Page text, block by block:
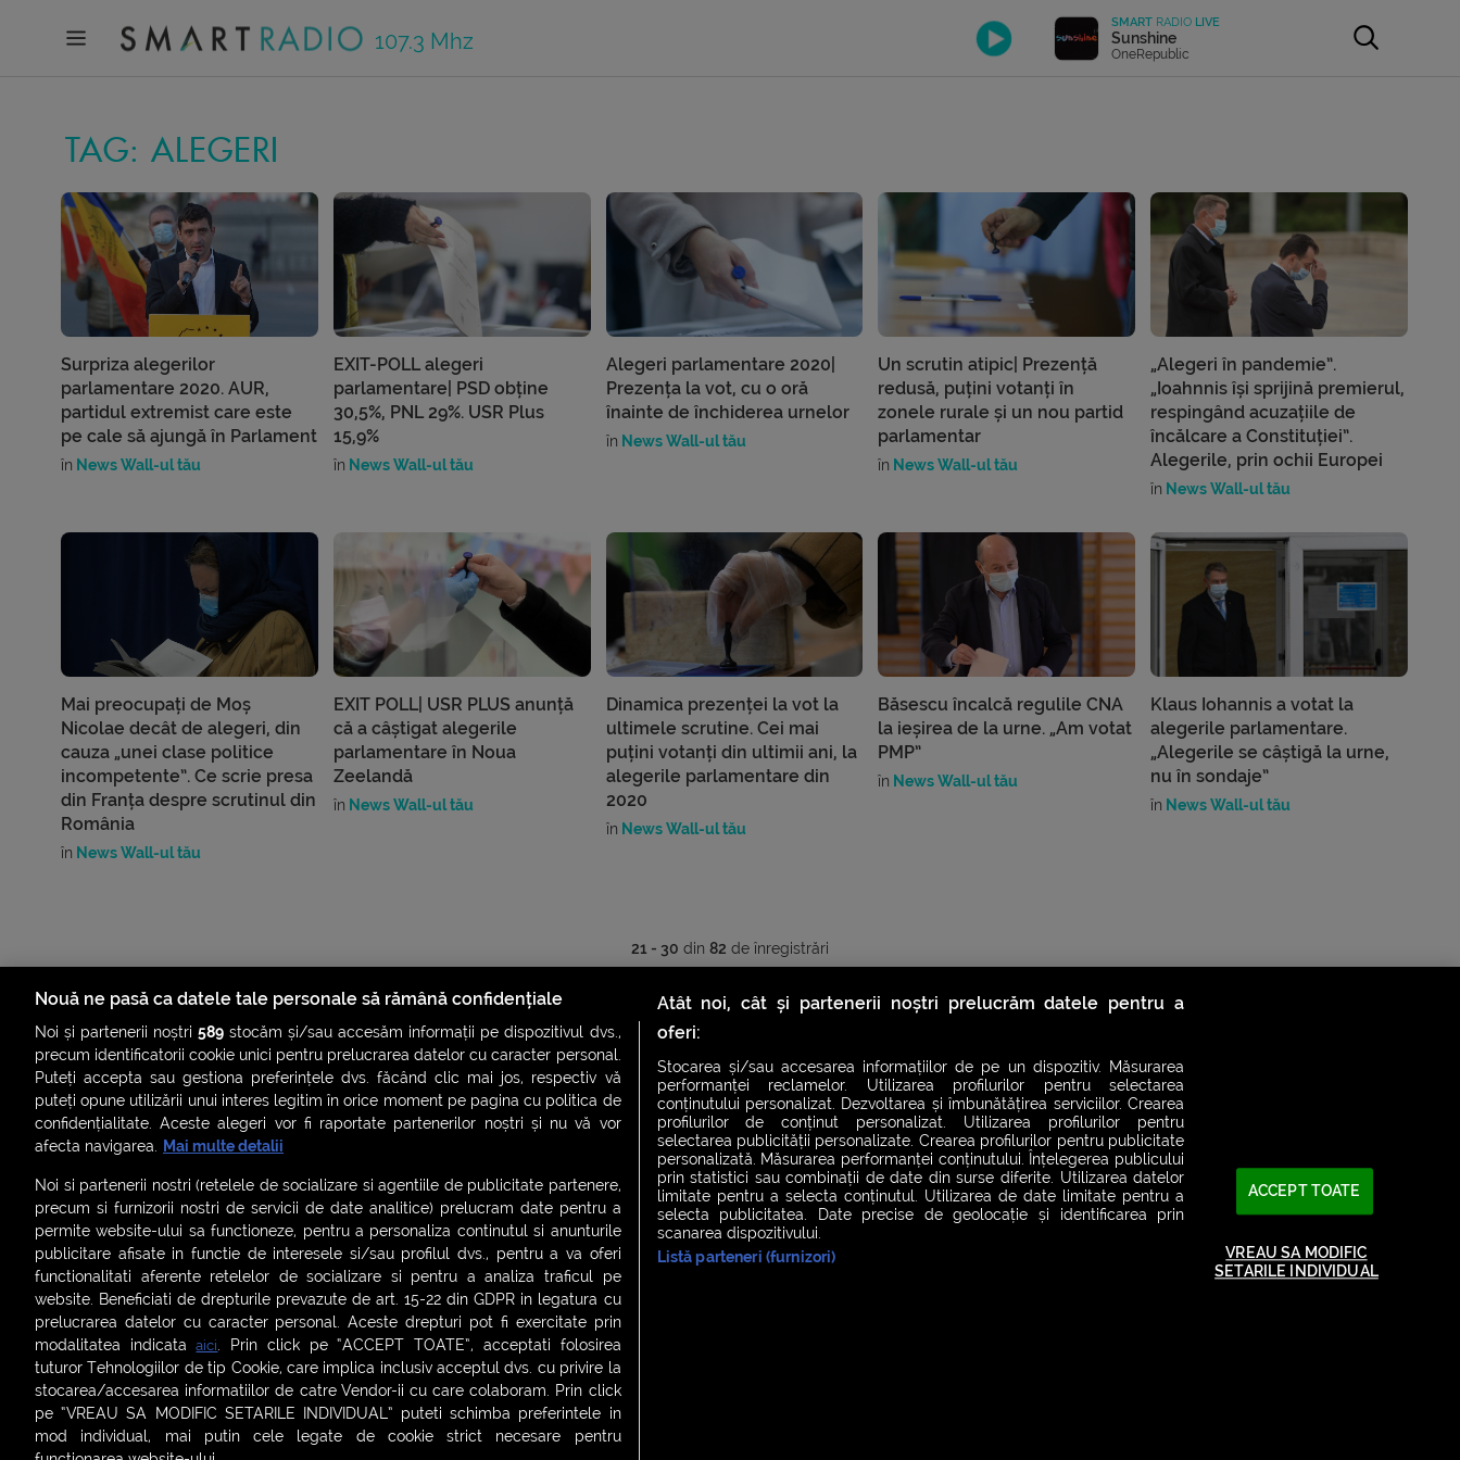
107.3 Mhz
SMART RADIO LIVE
Sunshine
OneRepublic
TAG: ALEGERI
Surpriza alegerilor
parlamentare 2020. AUR,
partidul extremist care este
pe cale să ajungă în Parlament
în News Wall-ul tău
EXIT-POLL alegeri
parlamentare| PSD obține
30,5%, PNL 29%. USR Plus
15,9%
în News Wall-ul tău
Alegeri parlamentare 2020|
Prezența la vot, cu o oră
înainte de închiderea urnelor
în News Wall-ul tău
Un scrutin atipic| Prezență
redusă, puțini votanți în
zonele rurale și un nou partid
parlamentar
în News Wall-ul tău
„Alegeri în pandemie”.
„Ioahnnis își sprijină premierul,
respingând acuzațiile de
încălcare a Constituției”.
Alegerile, prin ochii Europei
în News Wall-ul tău
Mai preocupați de Moș
Nicolae decât de alegeri, din
cauza „unei clase politice
incompetente”. Ce scrie presa
din Franța despre scrutinul din
România
în News Wall-ul tău
EXIT POLL| USR PLUS anunță
că a câștigat alegerile
parlamentare în Noua
Zeelandă
în News Wall-ul tău
Dinamica prezenței la vot la
ultimele scrutine. Cei mai
puțini votanți din ultimii ani, la
alegerile parlamentare din
2020
în News Wall-ul tău
Băsescu încalcă regulile CNA
la ieșirea de la urne. „Am votat
PMP”
în News Wall-ul tău
Klaus Iohannis a votat la
alegerile parlamentare.
„Alegerile se câștigă la urne,
nu în sondaje”
în News Wall-ul tău
21 - 30 din 82 de înregistrări
3 4 5 6 … 9
ȘTIRI SMART SHORTS LIVE FEVER BRUNCH FEVER NIGHT FEVER
ASCULTĂ ACUM RADIOURILE SMART
Termeni și condiții Politica de confidențialitate | Politica de cookies Contact
Contact:office@smartradio.ro
Nouă ne pasă ca datele tale personale să rămână confidențiale
Noi și partenerii noștri589 stocăm și/sau accesăm informații pe dispozitivul dvs.,
precum identificatorii cookie unici pentru prelucrarea datelor cu caracter personal.
Puteți accepta sau gestiona preferințele dvs. făcând clic mai jos, respectiv vă
puteți opune utilizării unui interes legitim în orice moment pe pagina cu politica de
confidențialitate. Aceste alegeri vor fi raportate partenerilor noștri și nu vă vor
afecta navigarea. Mai multe detalii
Noi si partenerii nostri (retelele de socializare si agentiile de publicitate partenere,
precum si furnizorii nostri de servicii de date analitice) prelucram date pentru a
permite website-ului sa functioneze, pentru a personaliza continutul si anunturile
publicitare afisate in functie de interesele si/sau profilul dvs., pentru a va oferi
functionalitati aferente retelelor de socializare si pentru a analiza traficul pe
website. Beneficiati de drepturile prevazute de art. 15-22 din GDPR in legatura cu
prelucrarea datelor cu caracter personal. Aceste drepturi pot fi exercitate prin
modalitatea indicataaici. Prin click pe “ACCEPT TOATE”, acceptati folosirea
tuturor Tehnologiilor de tip Cookie, care implica inclusiv acceptul dvs. cu privire la
stocarea/accesarea informatiilor de catre Vendor-ii cu care colaboram. Prin click
pe “VREAU SA MODIFIC SETARILE INDIVIDUAL” puteti schimba preferintele in
mod individual, mai putin cele legate de cookie strict necesare pentru
Atât noi, cât și partenerii noștri prelucrăm datele pentru a
oferi:
Stocarea și/sau accesarea informațiilor de pe un dispozitiv. Măsurarea
performanței reclamelor. Utilizarea profilurilor pentru selectarea
conținutului personalizat. Dezvoltarea și îmbunătățirea serviciilor. Crearea
profilurilor de conținut personalizat. Utilizarea profilurilor pentru
selectarea publicității personalizate. Crearea profilurilor pentru publicitate
personalizată. Măsurarea performanței conținutului. Înțelegerea publicului
prin statistici sau combinații de date din surse diferite. Utilizarea datelor
limitate pentru a selecta conținutul. Utilizarea de date limitate pentru a
selecta publicitatea. Date precise de geolocație și identificarea prin
scanarea dispozitivului.
Listă parteneri (furnizori)
ACCEPT TOATE
VREAU SA MODIFIC
SETARILE INDIVIDUAL